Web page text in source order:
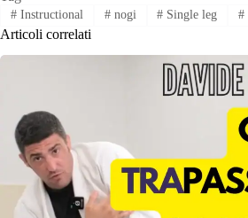
#Instructional #nogi # Single leg #
Articoli correlati